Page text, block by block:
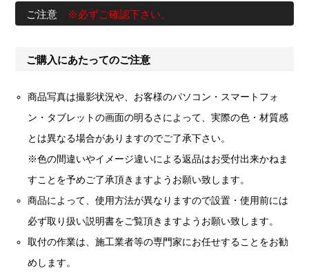
ご注意 ※必ずご確認下さい。
ご購入にあたってのご注意
商品写真は撮影状況や、お客様のパソコン・スマートフォ
ン・タブレットの画面の明るさによって、実際の色・材質感
とは異なる場合がありますのでご了承下さい。
※色の間違いやイメージ違いによる返品はお受付出来かねま
すことを予めご了承頂きますようお願い致します。
商品によって、使用方法が異なりますので設置・使用前には
必ず取り扱い説明書をご覧頂きますようお願い致します。
取付の作業は、施工業者等の専門家にお任せすることをお勧
めします。